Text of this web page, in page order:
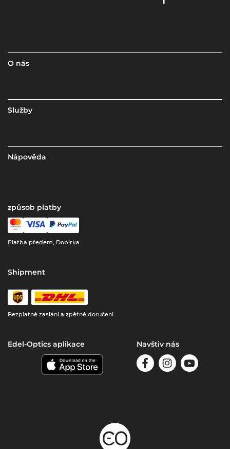
O nás
Služby
Nápověda
způsob platby
Platba předem, Dobírka
Shipment
Bezplatné zaslání a zpětné doručení
Edel-Optics aplikace Navštiv nás